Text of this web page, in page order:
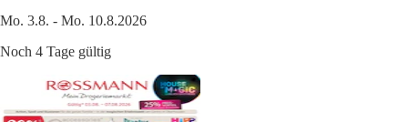
Mo. 3.8. - Mo. 10.8.2026
Noch 4 Tage gültig